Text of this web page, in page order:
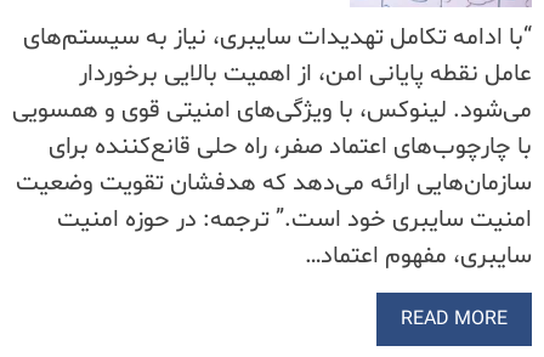
“با ادامه تکامل تهدیدات سایبری، نیاز به سیستم‌های
عامل نقطه پایانی امن، از اهمیت بالایی برخوردار
می‌شود. لینوکس، با ویژگی‌های امنیتی قوی و همسویی
با چارچوب‌های اعتماد صفر، راه حلی قانع‌کننده برای
سازمان‌هایی ارائه می‌دهد که هدفشان تقویت وضعیت
امنیت سایبری خود است.” ترجمه: در حوزه امنیت
سایبری، مفهوم اعتماد…
READ MORE